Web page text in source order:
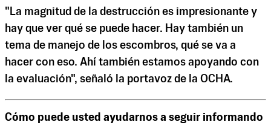
"La magnitud de la destrucción es impresionante y
hay que ver qué se puede hacer. Hay también un
tema de manejo de los escombros, qué se va a
hacer con eso. Ahí también estamos apoyando con
la evaluación", señaló la portavoz de la OCHA.
Cómo puede usted ayudarnos a seguir informando